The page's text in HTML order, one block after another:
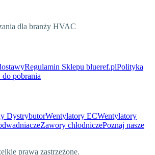
dla branży HVAC
Regulamin Sklepu blueref.plPolityka
do pobrania
DystrybutorWentylatory ECWentylatory
Zawory chłodniczePoznaj nasze
prawa zastrzeżone.